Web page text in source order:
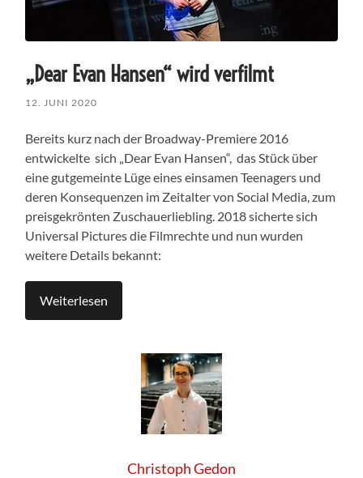
„Dear Evan Hansen“ wird verfilmt
12. JUNI 2020
Bereits kurz nach der Broadway-Premiere 2016
entwickelte sich „Dear Evan Hansen“, das Stück über
eine gutgemeinte Lüge eines einsamen Teenagers und
deren Konsequenzen im Zeitalter von Social Media, zum
preisgekrönten Zuschauerliebling. 2018 sicherte sich
Universal Pictures die Filmrechte und nun wurden
weitere Details bekannt:
Weiterlesen
Christoph Gedon